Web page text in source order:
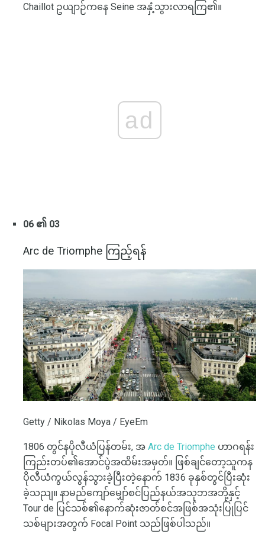
Chaillot ဥယျာဉ်ကနေ Seine အနှံ့သွားလာရကြ၏။
ad
06 ၏ 03
Arc de Triomphe ကြည့်ရန်
Getty / Nikolas Moya / EyeEm
1806 တွင်နပိုလီယံပြန်တမ်း, အ Arc de Triomphe ဟာဂရန်း
ကြည်းတပ်၏အောင်ပွဲအထိမ်းအမှတ်။ ဖြစ်ချင်တော့သူကန
ပိုလီယံကွယ်လွန်သွားခဲ့ပြီးတဲ့နောက် 1836 ခုနှစ်တွင်ပြီးဆုံး
ခဲ့သညျ။ နာမည်ကျော်မျှော်စင်ပြည်နယ်အသုဘအဘို့နှင့်
Tour de ပြင်သစ်၏နောက်ဆုံးဇာတ်စင်အဖြစ်အသုံးပြုပြင်
သစ်များအတွက် Focal Point သည်ဖြစ်ပါသည်။